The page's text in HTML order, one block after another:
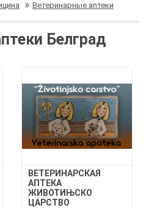
Ветеринарные аптеки
Белград
ВЕТЕРИНАРСКАЯ
АПТЕКА
ЖИВОТИЊСКО
ЦАРСТВО